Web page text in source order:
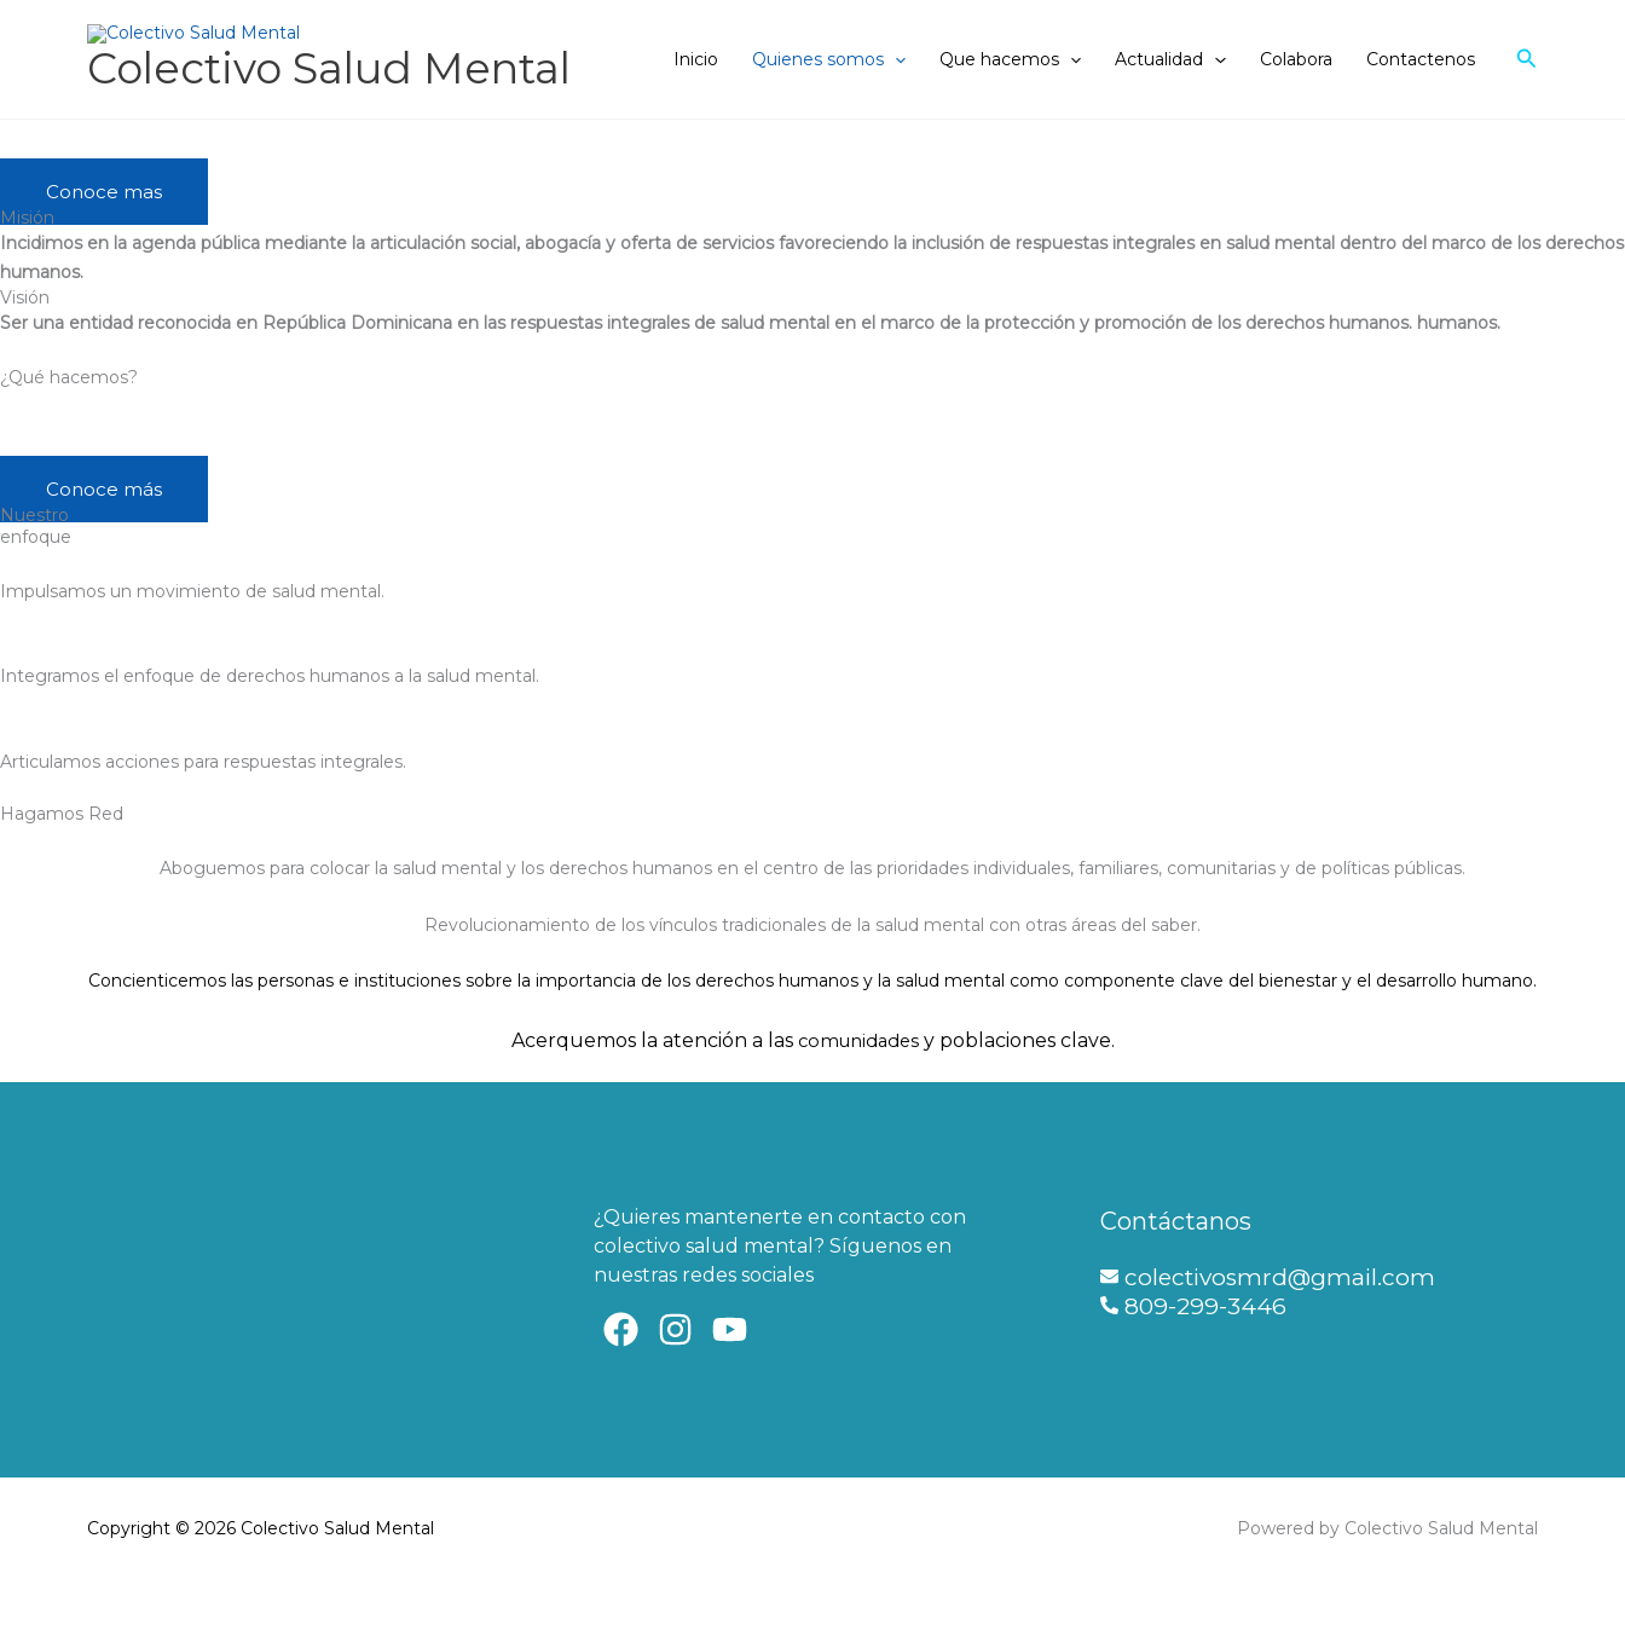
Colectivo Salud Mental Inicio Quienes somos Que hacemos Actualidad Colabora Contactenos Search
interdisciplinario con diversas trayectorias e intersecciones en el campo de la salud mental, tales como: psicología, justicia, educación, desarrollo comunitario, artes, entre otros.
Conoce mas
Misión
Incidimos en la agenda pública mediante la articulación social, abogacía y oferta de servicios favoreciendo la inclusión de respuestas integrales en salud mental dentro del marco de los derechos
humanos.
Visión
Ser una entidad reconocida en República Dominicana en las respuestas integrales de salud mental en el marco de la protección y promoción de los derechos humanos. humanos.
¿Qué hacemos?
Conoce más
Nuestro
enfoque
Impulsamos un movimiento de salud mental.
Integramos el enfoque de derechos humanos a la salud mental.
Articulamos acciones para respuestas integrales.
Hagamos Red
Aboguemos para colocar la salud mental y los derechos humanos en el centro de las prioridades individuales, familiares, comunitarias y de políticas públicas.
Revolucionamiento de los vínculos tradicionales de la salud mental con otras áreas del saber.
Concienticemos las personas e instituciones sobre la importancia de los derechos humanos y la salud mental como componente clave del bienestar y el desarrollo humano.
Acerquemos la atención a las comunidadesy poblaciones clave.
¿Quieres mantenerte en contacto con
colectivo salud mental? Síguenos en
nuestras redes sociales
Contáctanos
colectivosmrd@gmail.com
809-299-3446
Copyright © 2026 Colectivo Salud Mental Powered by Colectivo Salud Mental